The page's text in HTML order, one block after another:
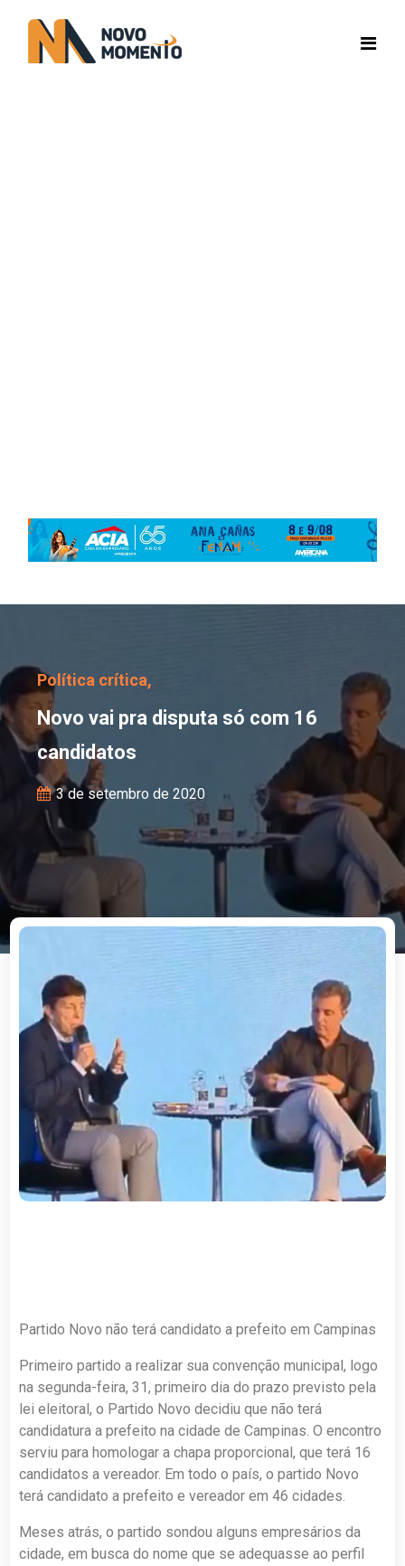
Política crítica,
Novo vai pra disputa só com 16
candidatos
3 de setembro de 2020
Partido Novo não terá candidato a prefeito em Campinas
Primeiro partido a realizar sua convenção municipal, logo
na segunda-feira, 31, primeiro dia do prazo previsto pela
lei eleitoral, o Partido Novo decidiu que não terá
candidatura a prefeito na cidade de Campinas. O encontro
serviu para homologar a chapa proporcional, que terá 16
candidatos a vereador. Em todo o país, o partido Novo
terá candidato a prefeito e vereador em 46 cidades.
Meses atrás, o partido sondou alguns empresários da
cidade, em busca do nome que se adequasse ao perfil